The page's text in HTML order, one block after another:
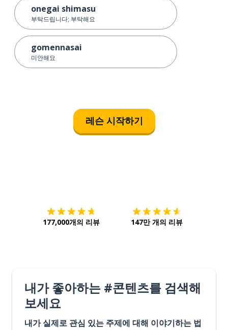
onegai shimasu
부탁드립니다; 부탁해요
gomennasai
미안해요
레슨 시작하기
177,000개의 리뷰 147만 개의 리뷰
내가 좋아하는 #콘텐츠를 검색해
보세요
내가 실제로 관심 있는 주제에 대해 이야기하는 법